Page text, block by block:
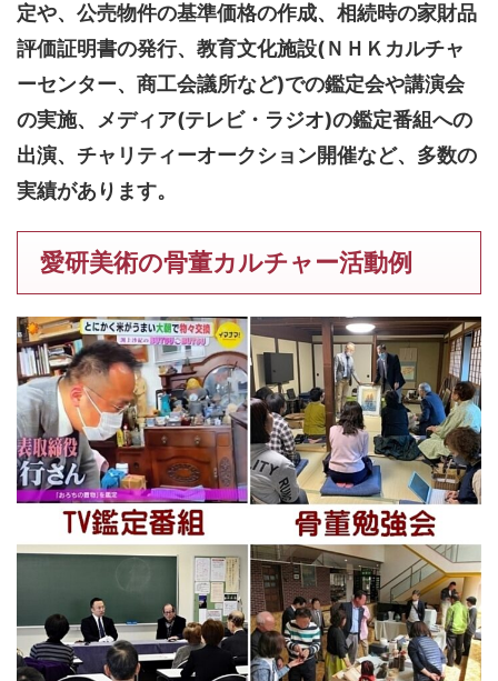
定や、公売物件の基準価格の作成、相続時の家財品
評価証明書の発行、教育文化施設(ＮＨＫカルチャ
ーセンター、商工会議所など)での鑑定会や講演会
の実施、メディア(テレビ・ラジオ)の鑑定番組への
出演、チャリティーオークション開催など、多数の
実績があります。
愛研美術の骨董カルチャー活動例